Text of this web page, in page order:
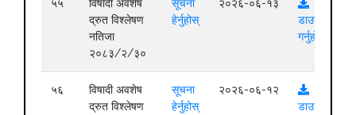
५५
विषादी अवशेष
द्रुत विश्लेषण
नतिजा
२०८३/२/३०
सूचना
हेर्नुहोस्
२०२६-०६-१३
डाउनलोड
गर्नुहोस्
५६
विषादी अवशेष
द्रुत विश्लेषण
सूचना
हेर्नुहोस्
२०२६-०६-१२
डाउनलोड